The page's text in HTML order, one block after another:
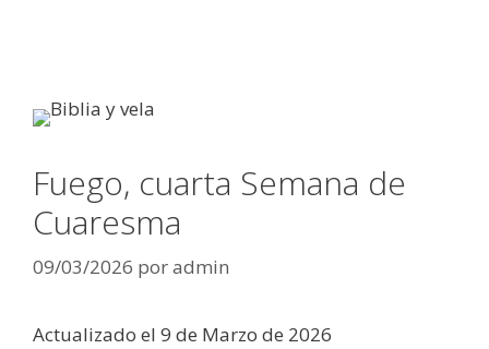
Fuego, cuarta Semana de
Cuaresma
09/03/2026 poradmin
Actualizado el 9 de Marzo de 2026